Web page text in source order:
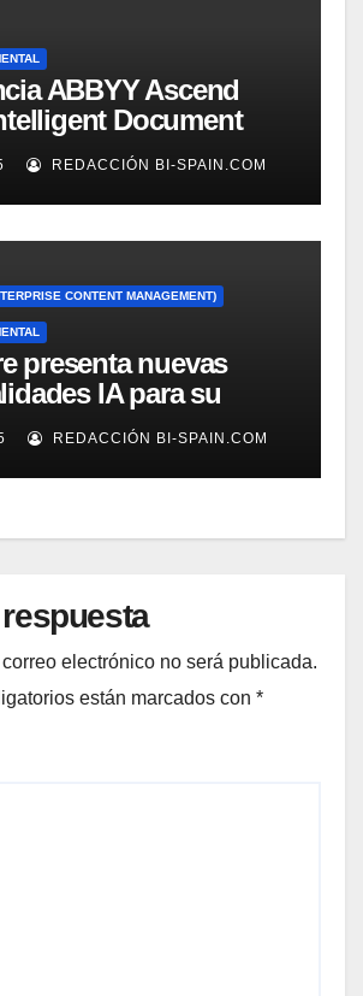
ABBYY Ascend
Document
a tope
REDACCIÓN BI-SPAIN.COM
CONTENT MANAGEMENT)
presenta nuevas
IA para su
REDACCIÓN BI-SPAIN.COM
electrónico no será publicada.
están marcados con *